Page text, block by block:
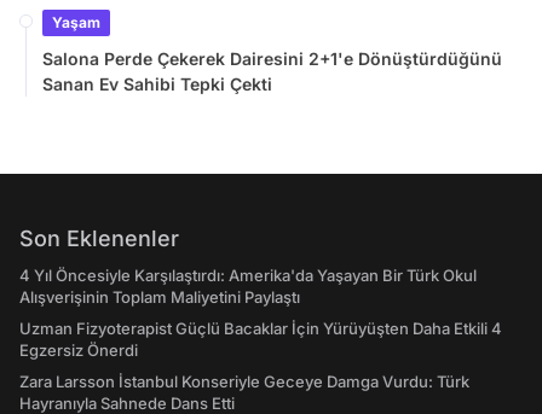
Yaşam
Salona Perde Çekerek Dairesini 2+1'e Dönüştürdüğünü
Sanan Ev Sahibi Tepki Çekti
Son Eklenenler
4 Yıl Öncesiyle Karşılaştırdı: Amerika'da Yaşayan Bir Türk Okul
Alışverişinin Toplam Maliyetini Paylaştı
Uzman Fizyoterapist Güçlü Bacaklar İçin Yürüyüşten Daha Etkili 4
Egzersiz Önerdi
Zara Larsson İstanbul Konseriyle Geceye Damga Vurdu: Türk
Hayranıyla Sahnede Dans Etti